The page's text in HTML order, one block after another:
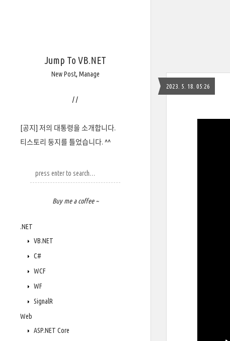
Jump To VB.NET
New Post, Manage
/ /
[공지] 저의 대통령을 소개합니다.
티스토리 둥지를 틀었습니다. ^^
Buy me a coffee ~
.NET
VB.NET
C#
WCF
WF
SignalR
Web
ASP.NET Core
2023. 5. 18. 05:26